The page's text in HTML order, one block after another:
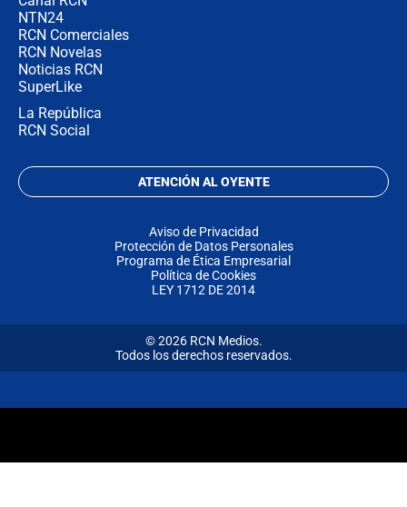
NTN24
RCN Comerciales
RCN Novelas
Noticias RCN
SuperLike
La República
RCN Social
ATENCIÓN AL OYENTE
Aviso de Privacidad
Protección de Datos Personales
Programa de Ética Empresarial
Política de Cookies
LEY 1712 DE 2014
© 2026 RCN Medios.
Todos los derechos reservados.